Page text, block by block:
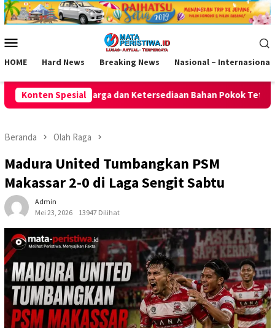
Loncat
ke
Mobile
HOME Hard News Breaking News Nasional – Internasional
Konten SpesialBahan Pokok Tetap Aman Polsek Kawali
Beranda Olah Raga
Madura United Tumbangkan PSM
Makassar 2-0 di Laga Sengit Sabtu
Admin
Mei 23, 2026
13947 Dilihat